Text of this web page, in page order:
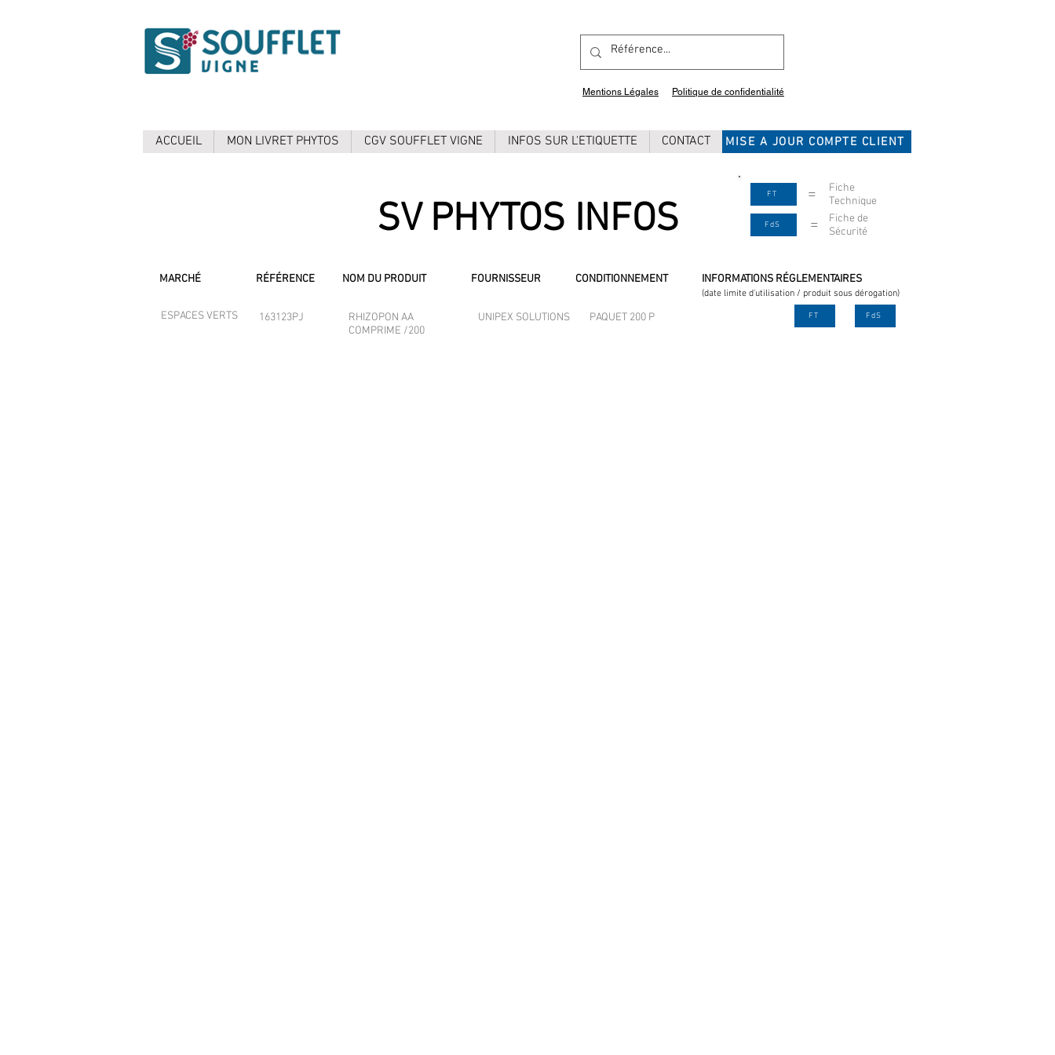
Mentions Légales Politique de confidentialité
ACCUEIL MON LIVRET PHYTOS CGV SOUFFLET VIGNE INFOS SUR L'ETIQUETTE CONTACT MISE A JOUR COMPTE CLIENT
SV PHYTOS INFOS
FT =
Fiche
Technique
FdS =
Fiche de
Sécurité
MARCHÉ RÉFÉRENCE NOM DU PRODUIT FOURNISSEUR CONDITIONNEMENT INFORMATIONS RÉGLEMENTAIRES
(date limite d'utilisation / produit sous dérogation)
ESPACES VERTS 163123PJ
RHIZOPON AA
COMPRIME /200
UNIPEX SOLUTIONS PAQUET 200 P FT FdS